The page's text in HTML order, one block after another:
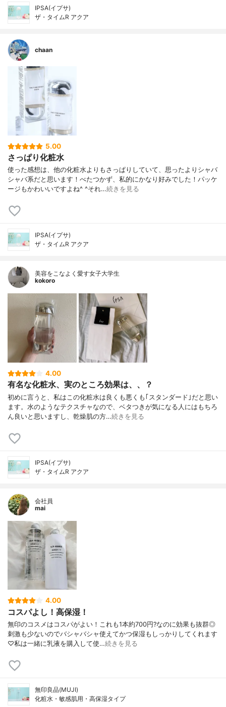
IPSA(イプサ)
ザ・タイムR アクア
chaan
5.00
さっぱり化粧水
使った感想は、他の化粧水よりもさっぱりしていて、思ったよりシャバ
シャバ系だと思います！べたつかず、私的にかなり好みでした！パッケ
ージもかわいいですよね^ ^それ…続きを見る
IPSA(イプサ)
ザ・タイムR アクア
美容をこなよく愛す女子大学生
kokoro
4.00
有名な化粧水、実のところ効果は、、？
初めに言うと、私はこの化粧水は良くも悪くも｢スタンダード｣だと思い
ます。水のようなテクスチャなので、ベタつきが気になる人にはもちろ
ん良いと思いますし、乾燥肌の方…続きを見る
IPSA(イプサ)
ザ・タイムR アクア
会社員
mai
4.00
コスパよし！高保湿！
無印のコスメはコスパがよい！これも1本約700円?なのに効果も抜群◎
刺激も少ないのでバシャバシャ使えてかつ保湿もしっかりしてくれます
♡私は一緒に乳液を購入して使…続きを見る
無印良品(MUJI)
化粧水・敏感肌用・高保湿タイプ